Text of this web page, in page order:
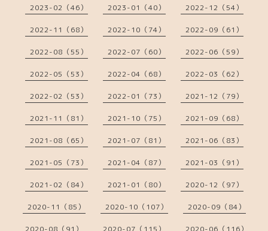
2023-02（46） 2023-01（40） 2022-12（54）
2022-11（68） 2022-10（74） 2022-09（61）
2022-08（55） 2022-07（60） 2022-06（59）
2022-05（53） 2022-04（68） 2022-03（62）
2022-02（53） 2022-01（73） 2021-12（79）
2021-11（81） 2021-10（75） 2021-09（68）
2021-08（65） 2021-07（81） 2021-06（83）
2021-05（73） 2021-04（87） 2021-03（91）
2021-02（84） 2021-01（80） 2020-12（97）
2020-11（85） 2020-10（107） 2020-09（84）
2020-08（91） 2020-07（115） 2020-06（116）